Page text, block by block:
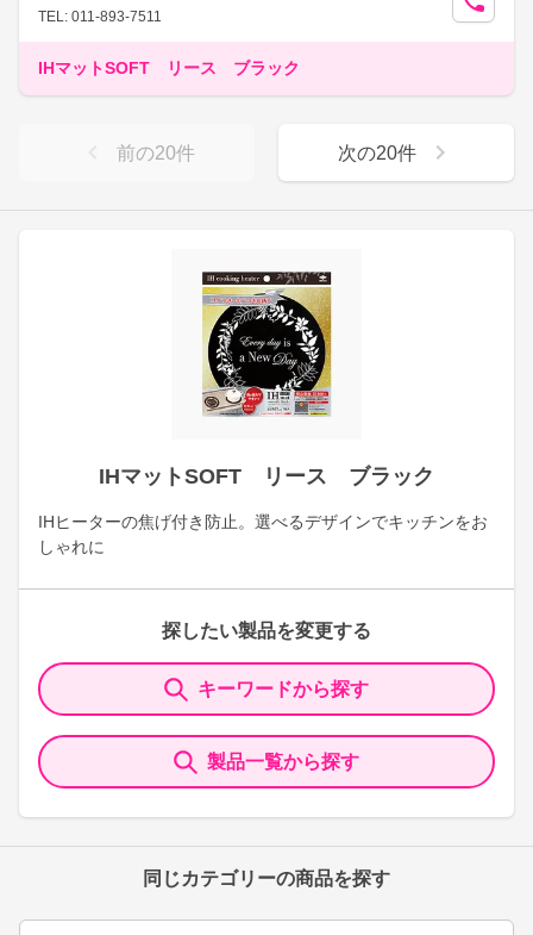
IHマットSOFT リース ブラック
IHヒーターの焦げ付き防止。選べるデザインでキッチンをお
しゃれに
探したい製品を変更する
キーワードから探す
製品一覧から探す
同じカテゴリーの商品を探す
TEL: 011-893-7511
IHマットSOFT リース ブラック
前の20件 次の20件